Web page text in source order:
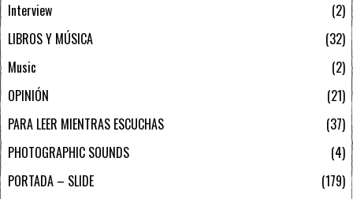
Interview
2
LIBROS Y MÚSICA
32
Music
2
OPINIÓN
21
PARA LEER MIENTRAS ESCUCHAS
37
PHOTOGRAPHIC SOUNDS
4
PORTADA – SLIDE
179